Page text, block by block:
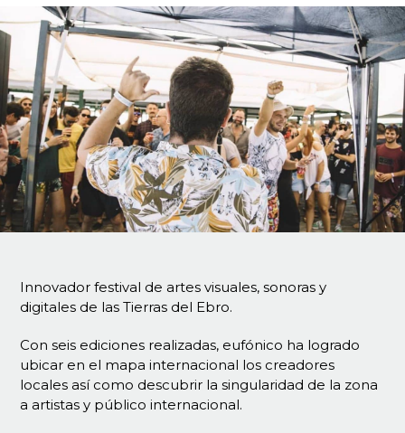
Innovador festival de artes visuales, sonoras y
digitales de las Tierras del Ebro.
Con seis ediciones realizadas, eufónico ha logrado
ubicar en el mapa internacional los creadores
locales así como descubrir la singularidad de la zona
a artistas y público internacional.